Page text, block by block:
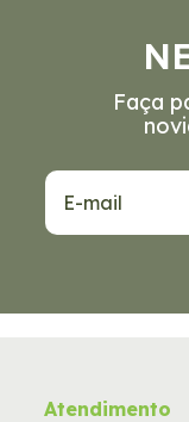
Faça
Atendimento